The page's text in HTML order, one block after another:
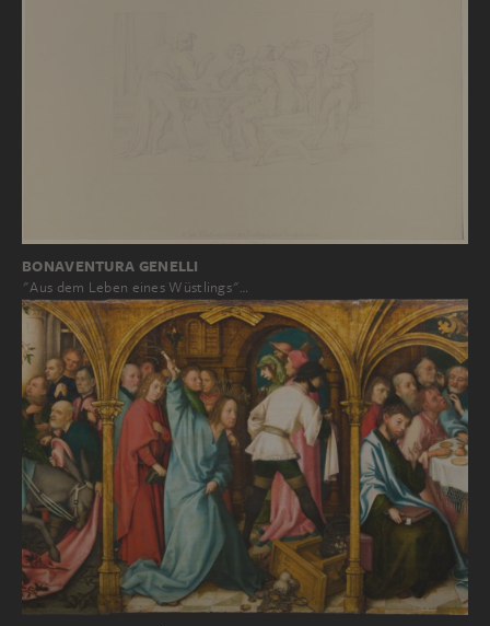
BONAVENTURA GENELLI
"Aus dem Leben eines Wüstlings"…